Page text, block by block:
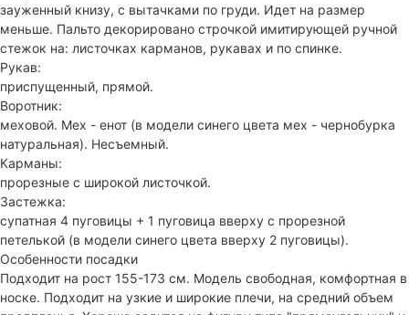
зауженный книзу, с вытачками по груди. Идет на размер
меньше. Пальто декорировано строчкой имитирующей ручной
стежок на: листочках карманов, рукавах и по спинке.
Рукав:
приспущенный, прямой.
Воротник:
меховой. Мех - енот (в модели синего цвета мех - чернобурка
натуральная). Несъемный.
Карманы:
прорезные с широкой листочкой.
Застежка:
супатная 4 пуговицы + 1 пуговица вверху с прорезной
петелькой (в модели синего цвета вверху 2 пуговицы).
Особенности посадки
Подходит на рост 155-173 см. Модель свободная, комфортная в
носке. Подходит на узкие и широкие плечи, на средний объем